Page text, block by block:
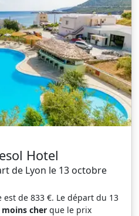
Hotel
de Lyon le 13 octobre
est de 833 €. Le départ du 13
moins cher que le prix